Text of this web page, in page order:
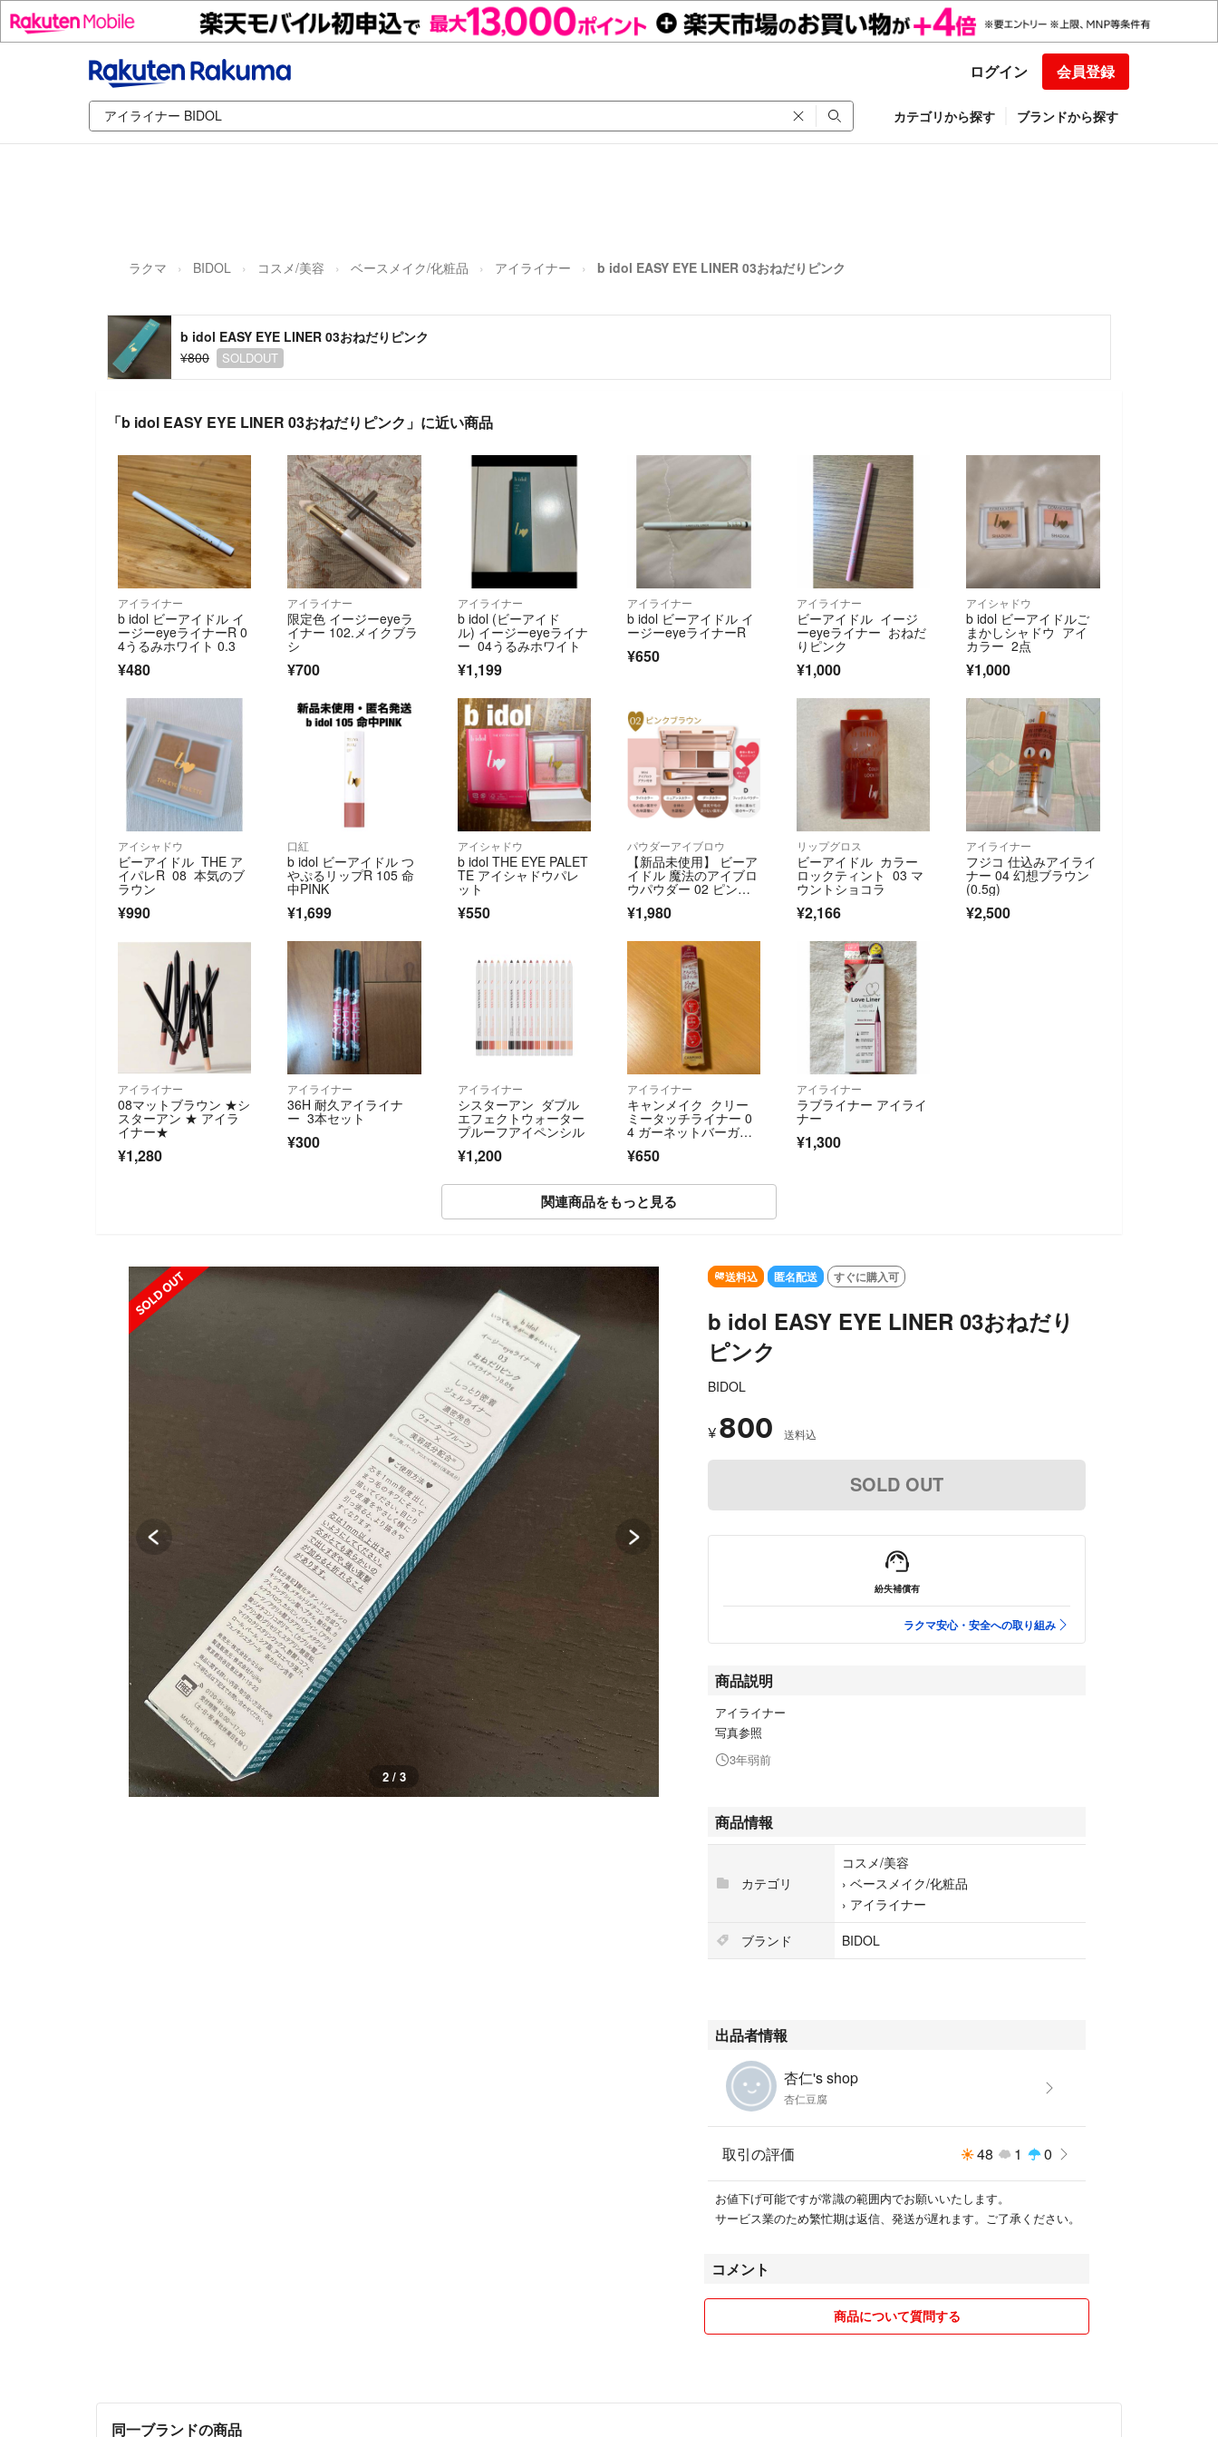
ログイン 会員登録
カテゴリから探す ブランドから探す
ラクマ BIDOL コスメ/美容 ベースメイク/化粧品 アイライナー b idol EASY EYE LINER 03おねだりピンク
b idol EASY EYE LINER 03おねだりピンク
¥800
SOLDOUT
「b idol EASY EYE LINER 03おねだりピンク」に近い商品
アイライナー
b idol ビーアイドル イ
ージーeyeライナーR 0
4うるみホワイト 0.3
¥480
アイライナー
限定色 イージーeyeラ
イナー 102.メイクブラ
シ
¥700
アイライナー
b idol (ビーアイド
ル) イージーeyeライナ
ー 04うるみホワイト
¥1,199
アイライナー
b idol ビーアイドル イ
ージーeyeライナーR
¥650
アイライナー
ビーアイドル イージ
ーeyeライナー おねだ
りピンク
¥1,000
アイシャドウ
b idol ビーアイドルご
まかしシャドウ アイ
カラー 2点
¥1,000
アイシャドウ
ビーアイドル THE ア
イパレR 08 本気のブ
ラウン
¥990
口紅
b idol ビーアイドル つ
やぷるリップR 105 命
中PINK
¥1,699
アイシャドウ
b idol THE EYE PALET
TE アイシャドウパレ
ット
¥550
パウダーアイブロウ
【新品未使用】 ビーア
イドル 魔法のアイブロ
ウパウダー 02 ピンク
¥1,980
リップグロス
ビーアイドル カラー
ロックティント 03 マ
ウントショコラ
¥2,166
アイライナー
フジコ 仕込みアイライ
ナー 04 幻想ブラウン
(0.5g)
¥2,500
アイライナー
08マットブラウン ★シ
スターアン ★ アイラ
イナー★
¥1,280
アイライナー
36H 耐久アイライナ
ー 3本セット
¥300
アイライナー
シスターアン ダブル
エフェクトウォーター
プルーフアイペンシル
¥1,200
アイライナー
キャンメイク クリー
ミータッチライナー 0
4 ガーネットバーガン
¥650
アイライナー
ラブライナー アイライ
ナー
¥1,300
関連商品をもっと見る
SOLD OUT SOLD OUT
2 / 3
送料込 匿名配送 すぐに購入可
b idol EASY EYE LINER 03おねだり
ピンク
BIDOL
¥ 800 送料込
SOLD OUT
紛失補償有
ラクマ安心・安全への取り組み
商品説明
アイライナー
写真参照
3年弱前
商品情報
カテゴリ
コスメ/美容
› ベースメイク/化粧品
› アイライナー
ブランド
BIDOL
出品者情報
杏仁's shop
杏仁豆腐
取引の評価 48 1 0
お値下げ可能ですが常識の範囲内でお願いいたします。
サービス業のため繁忙期は返信、発送が遅れます。ご了承ください。
コメント
商品について質問する
同一ブランドの商品